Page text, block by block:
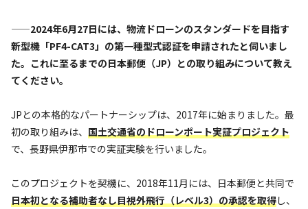
——2024年6月27日には、物流ドローンのスタンダードを目指す
新型機「PF4-CAT3」の第一種型式認証を申請されたと伺いまし
た。これに至るまでの日本郵便（JP）との取り組みについて教え
てください。
JPとの本格的なパートナーシップは、2017年に始まりました。最
初の取り組みは、 国土交通省のドローンポート実証プロジェクト
で、長野県伊那市での実証実験を行いました。
このプロジェクトを契機に、2018年11月には、日本郵便と共同で
日本初となる補助者なし目視外飛行（レベル3）の承認を取得し、